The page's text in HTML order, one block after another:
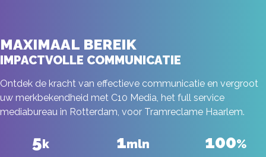
MAXIMAAL BEREIK
IMPACTVOLLE COMMUNICATIE
Ontdek de kracht van effectieve communicatie en vergroot
uw merkbekendheid met C10 Media, het full service
mediabureau in Rotterdam, voor Tramreclame Haarlem.
5k 1mln 100%